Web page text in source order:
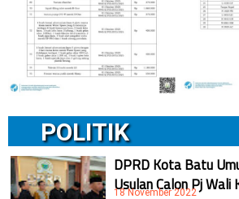
POLITIK
DPRD Kota Batu
Usulan Calon Pj Wali
18 November 2022